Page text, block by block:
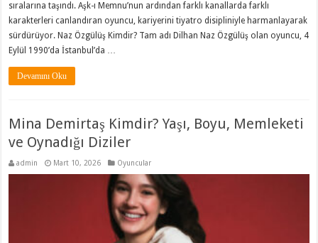
sıralarına taşındı. Aşk-ı Memnu’nun ardından farklı kanallarda farklı
karakterleri canlandıran oyuncu, kariyerini tiyatro disipliniyle harmanlayarak
sürdürüyor. Naz Özgülüş Kimdir? Tam adı Dilhan Naz Özgülüş olan oyuncu, 4
Eylül 1990’da İstanbul’da …
Devamını Oku
Mina Demirtaş Kimdir? Yaşı, Boyu, Memleketi
ve Oynadığı Diziler
admin Mart 10, 2026 Oyuncular